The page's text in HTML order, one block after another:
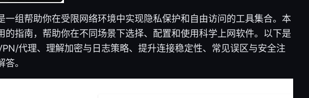
一组帮助你在受限网络环境中实现隐私保护和自由访问的工具集合。本
的指南，帮助你在不同场景下选择、配置和使用科学上网软件。以下是
代理、理解加密与日志策略、提升连接稳定性、常见误区与安全注
。